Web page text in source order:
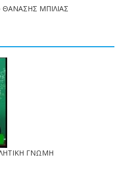
ΘΑΝΑΣΗΣ ΜΠΙΛΙΑΣ
ΓΝΩΜΗ